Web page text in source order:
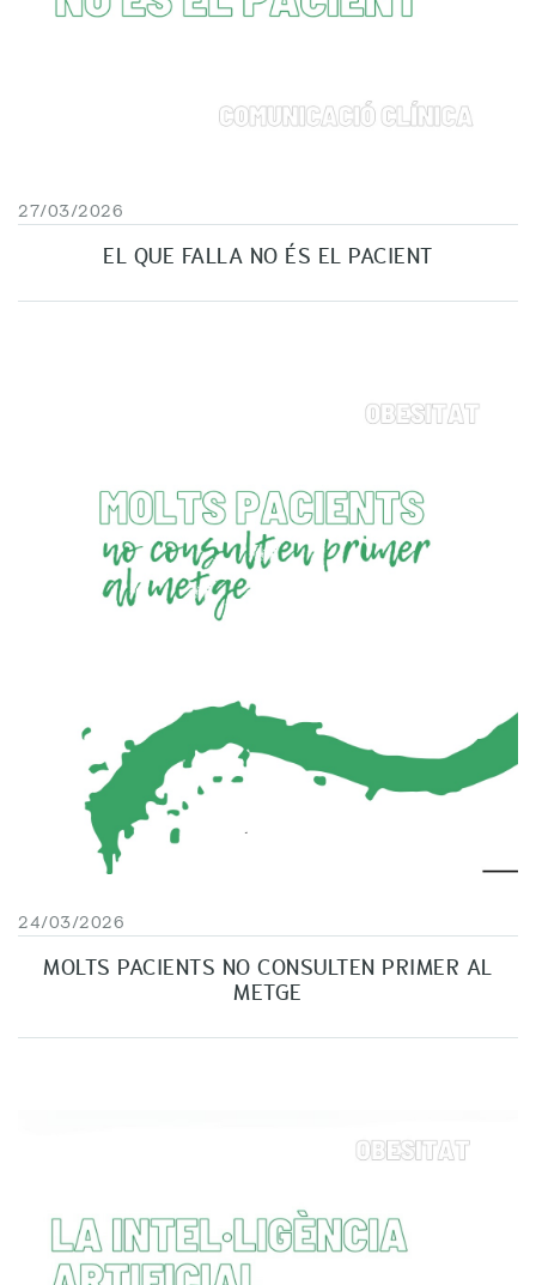
27/03/2026
EL QUE FALLA NO ÉS EL PACIENT
24/03/2026
MOLTS PACIENTS NO CONSULTEN PRIMER AL
METGE